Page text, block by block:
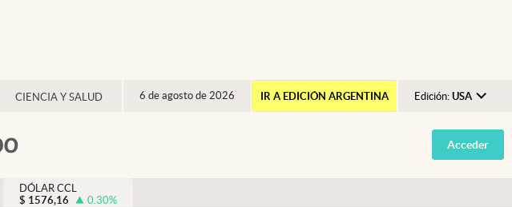
CIENCIA Y SALUD 6 de agosto de 2026 IR A EDICIÓN ARGENTINA Edición: USA
Argentina
España
Acceder
DÓLAR CCL
$ 1576,16 0.30%